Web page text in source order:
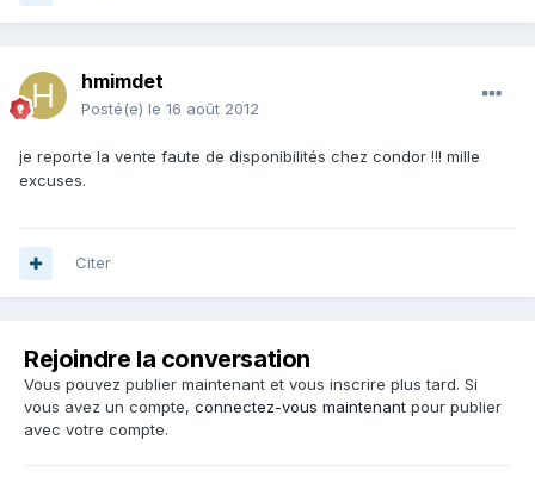
hmimdet
Posté(e) le 16 août 2012
je reporte la vente faute de disponibilités chez condor !!! mille
excuses.
Citer
Rejoindre la conversation
Vous pouvez publier maintenant et vous inscrire plus tard. Si
vous avez un compte, connectez-vous maintenant pour publier
avec votre compte.